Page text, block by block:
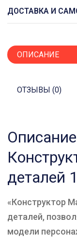
ДОСТАВКА И
ОПИСАНИЕ
ОТЗЫВЫ (0)
деталей
«Конструктор
деталей,
модели